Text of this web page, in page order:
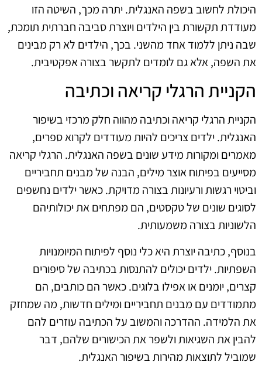
היכולת לחשוב בשפה האנגלית. יתרה מכך, השיטה הזו
מעודדת תקשורת בין הילדים ויוצרת סביבה חברתית תומכת,
שבה ניתן ללמוד אחד מהשני. בכך, הילדים לא רק מבינים
את השפה, אלא גם לומדים לתקשר בצורה אפקטיבית.
הקניית הרגלי קריאה וכתיבה
הקניית הרגלי קריאה וכתיבה מהווה חלק מרכזי בשיפור
האנגלית. ילדים צריכים להיות מעודדים לקרוא ספרים,
מאמרים ומקורות מידע שונים בשפה האנגלית. הרגלי קריאה
מסייעים בפיתוח אוצר מילים, הבנה של מבנים תחביריים
וביטוי רגשות ורעיונות בצורה מדויקת. כאשר ילדים נחשפים
לסוגים שונים של טקסטים, הם מפתחים את יכולותיהם
הלשוניות בצורה משמעותית.
בנוסף, כתיבה יוצרת היא כלי נוסף לפיתוח המיומנויות
השפתיות. ילדים יכולים להתנסות בכתיבה של סיפורים
קצרים, יומנים או אפילו בלוגים. כאשר הם כותבים, הם
מתמודדים עם מבנים תחביריים ומילים חדשות, מה שמחזק
את הלמידה. ההדרכה והמשוב על הכתיבה עוזרים להם
להבין את השגיאות ולשפר את הכישורים שלהם, דבר
שמוביל לתוצאות מהירות בשיפור האנגלית.